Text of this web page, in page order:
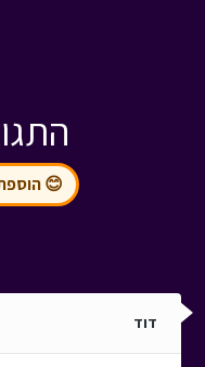
😊 הוספת
דוד